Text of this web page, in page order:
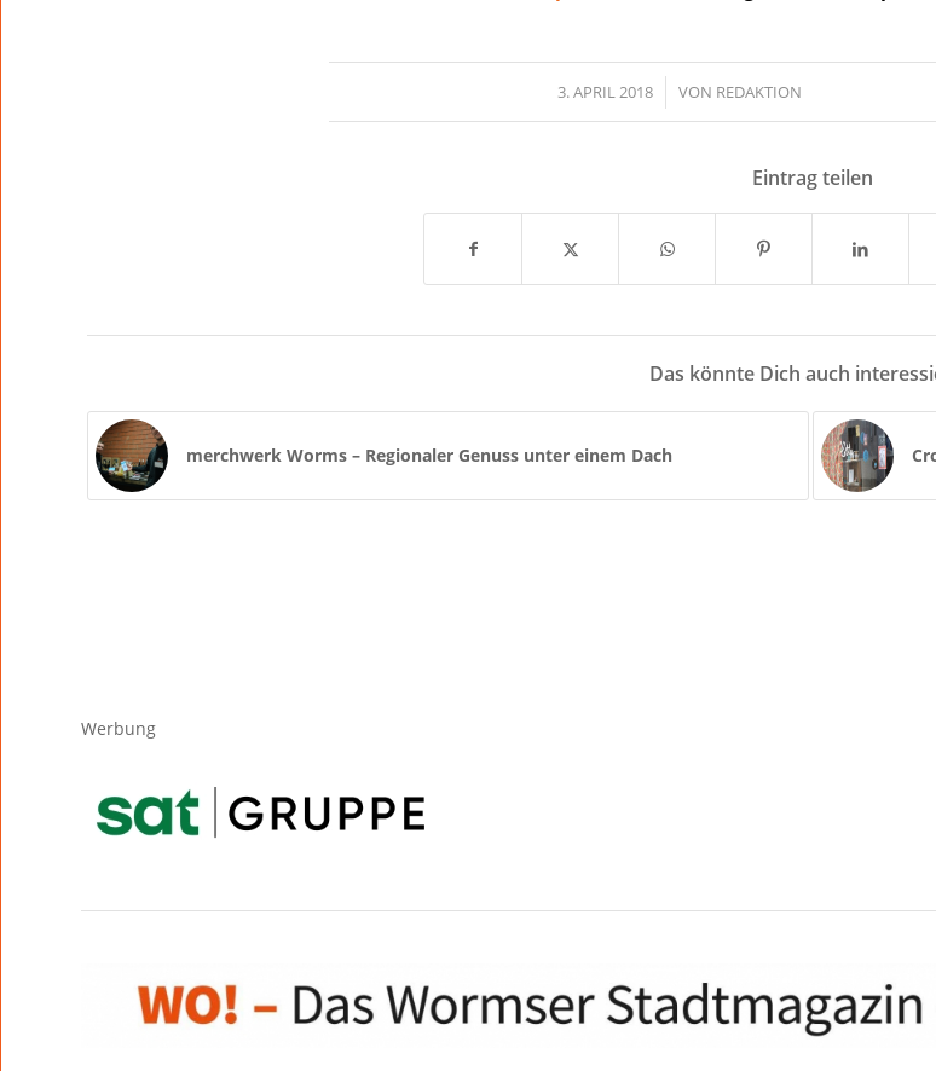
3. APRIL 2018
/ VON REDAKTION
Eintrag teilen
Das könnte Dich auch
merchwerk Worms – Regionaler Genuss unter einem Dach
Werbung